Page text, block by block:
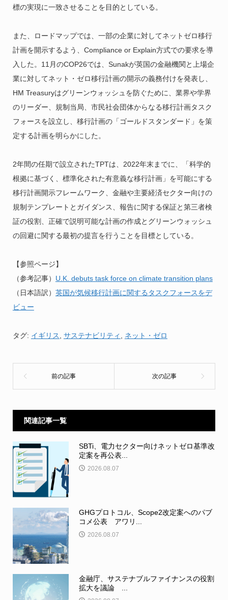
標の実現に一致させることを目的としている。
また、ロードマップでは、一部の企業に対してネットゼロ移行
計画を開示するよう、Compliance or Explain方式での要求を導
入した。11月のCOP26では、Sunakが英国の金融機関と上場企
業に対してネット・ゼロ移行計画の開示の義務付けを発表し、
HM Treasuryはグリーンウォッシュを防ぐために、業界や学界
のリーダー、規制当局、市民社会団体からなる移行計画タスク
フォースを設立し、移行計画の「ゴールドスタンダード」を策
定する計画を明らかにした。
2年間の任期で設立されたTPTは、2022年末までに、「科学的
根拠に基づく、標準化された有意義な移行計画」を可能にする
移行計画開示フレームワーク、金融や主要経済セクター向けの
規制テンプレートとガイダンス、報告に関する保証と第三者検
証の役割、正確で説明可能な計画の作成とグリーンウォッシュ
の回避に関する最初の提言を行うことを目標としている。
【参照ページ】
（参考記事） U.K. debuts task force on climate transition plans
（日本語訳） 英国が気候移行計画に関するタスクフォースをデ
ビュー
タグ: イギリス サステナビリティ ネット・ゼロ
関連記事一覧
SBTi、電力セクター向けネットゼロ基準改
定案を再公表...
2026.08.07
GHGプロトコル、Scope2改定案へのパブ
コメ公表 アワリ...
2026.08.07
金融庁、サステナブルファイナンスの役割
拡大を議論 ...